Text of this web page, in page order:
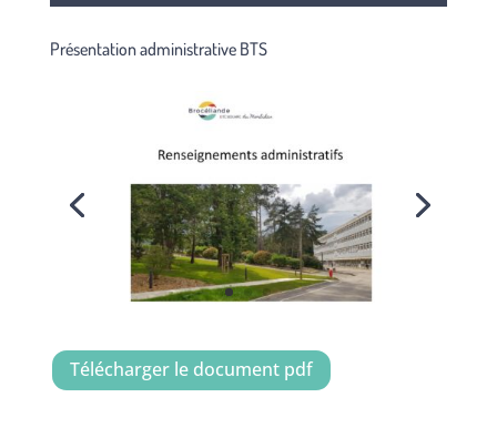
Présentation administrative BTS
Télécharger le document pdf